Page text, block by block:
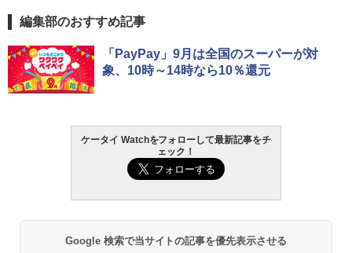
編集部のおすすめ記事
「PayPay」9月は全国のスーパーが対
象、10時～14時なら10％還元
ケータイ Watchをフォローして最新記事をチ
ェック！
Google 検索で当サイトの記事を優先表示させる